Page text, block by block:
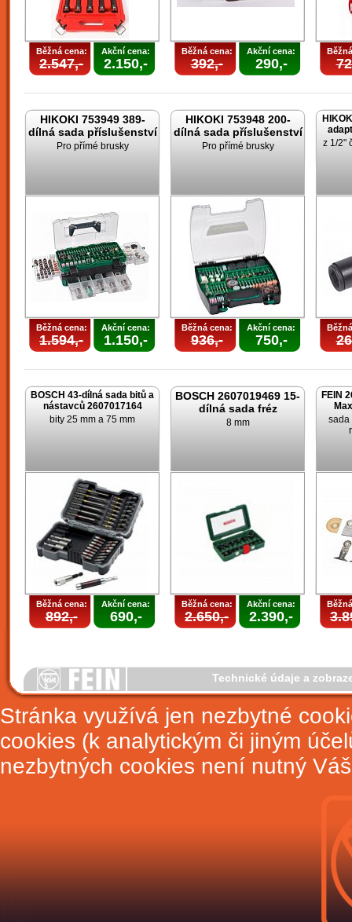
Běžná cena:
2.547,-
Akční cena:
2.150,-
Běžná cena:
392,-
Akční cena:
290,-
HIKOKI 753949 389-
dílná sada příslušenství
Pro přímé brusky
Běžná cena:
1.594,-
Akční cena:
1.150,-
HIKOKI 753948 200-
dílná sada příslušenství
Pro přímé brusky
Běžná cena:
936,-
Akční cena:
750,-
z 1/2"
BOSCH 43-dílná sada bitů a
nástavců 2607017164
bity 25 mm a 75 mm
Běžná cena:
892,-
Akční cena:
690,-
BOSCH 2607019469 15-
dílná sada fréz
8 mm
Běžná cena:
2.650,-
Akční cena:
2.390,-
FEIN
sada
Technické údaje a
Stránka využívá jen nezbytné
cookies (k analytickým či jiným
nezbytných cookies není nutný